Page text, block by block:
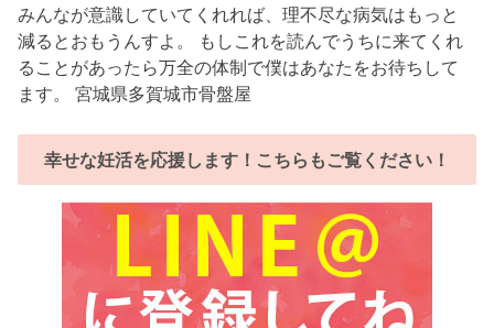
みんなが意識していてくれれば、理不尽な病気はもっと
減るとおもうんすよ。 もしこれを読んでうちに来てくれ
ることがあったら万全の体制で僕はあなたをお待ちして
ます。 宮城県多賀城市骨盤屋
幸せな妊活を応援します！こちらもご覧ください！